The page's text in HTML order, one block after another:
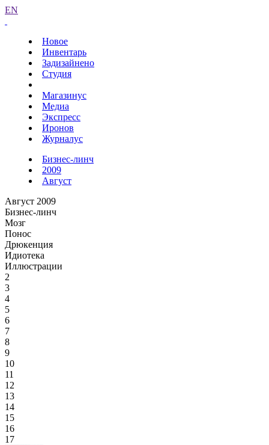
EN
Новое
Инвентарь
Задизайнено
Студия
Магазинус
Медиа
Экспресс
Иронов
Журналус
Бизнес-линч
2009
Август
Август 2009
Бизнес-линч
Мозг
Понос
Дрюкенция
Идиотека
Иллюстрации
2
3
4
5
6
7
8
9
10
11
12
13
14
15
16
17